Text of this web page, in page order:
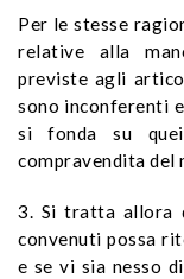
Per le stesse
relative alla
previste agli
sono inconferenti
si fonda su
compravendita del
3. Si tratta allora
convenuti possa
e se vi sia nesso